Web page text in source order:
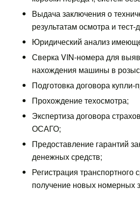
Выдача заключения о
результатам осмотра и тест-
Юридический анализ
Сверка VIN-номера для
нахождения машины в
Подготовка договора купли-
Прохождение техосмотра;
Экспертиза договора
ОСАГО;
Предоставление гарантий
денежных средств;
Регистрация
получение новых номерных